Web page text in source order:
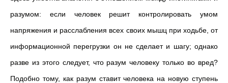
разумом: если человек решит контролировать умом
напряжения и расслабления всех своих мышц при ходьбе, от
информационной перегрузки он не сделает и шагу; однако
разве из этого следует, что разум человеку только во вред?
Подобно тому, как разум ставит человека на новую ступень